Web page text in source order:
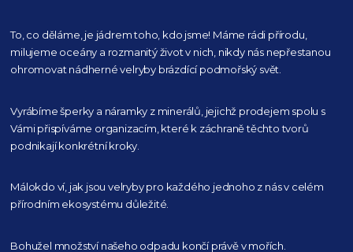
To, co děláme, je jádrem toho, kdo jsme! Máme rádi přírodu,
milujeme oceány a rozmanitý život v nich, nikdy nás nepřestanou
ohromovat nádherné velryby brázdící podmořský svět.
Vyrábíme šperky a náramky z minerálů, jejichž prodejem spolu s
Vámi přispíváme organizacím, které k záchraně těchto tvorů
podnikají konkrétní kroky.
Málokdo ví, jak jsou velryby pro každého jednoho z nás v celém
přírodním ekosystému důležité.
Bohužel množství našeho odpadu končí právě v mořích.